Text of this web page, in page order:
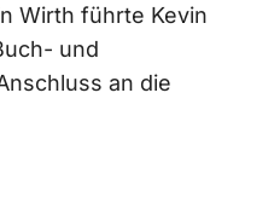
Wirth führte Kevin
und
an die